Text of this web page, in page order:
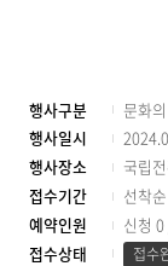
행사구분
문화
행사일시
행사장소
국립
접수기간
선착
예약인원
신청 0
접수상태
접수